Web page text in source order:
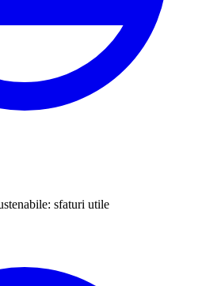
sfaturi utile